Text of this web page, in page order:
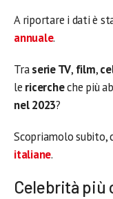
A riportare i dati è
annuale.
Traserie TV, film,
le ricercheche più
nel 2023?
Scopriamolo subito,
italiane.
Celebrità più